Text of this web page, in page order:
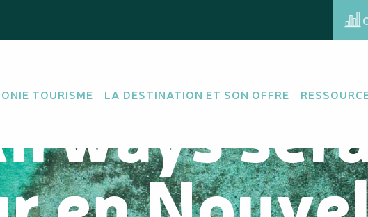
TOURISME LA DESTINATION ET SON OFFRE